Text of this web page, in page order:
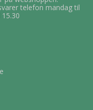
telefon mandag til